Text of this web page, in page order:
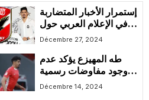
إستمرار الأخبار المتضاربة
في الإعلام العربي حول
صفقة إنضمام بغداد
من الجدل و الترقب
Décembre 27, 2024
طه المهيزع يؤكد عدم
وجود مفاوضات رسمية
بين نادي الشمال و الاهلي
Décembre 14, 2024